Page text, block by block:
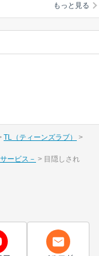
もっと見る
TL（ティーンズラブ）
ービス－
目隠しされ